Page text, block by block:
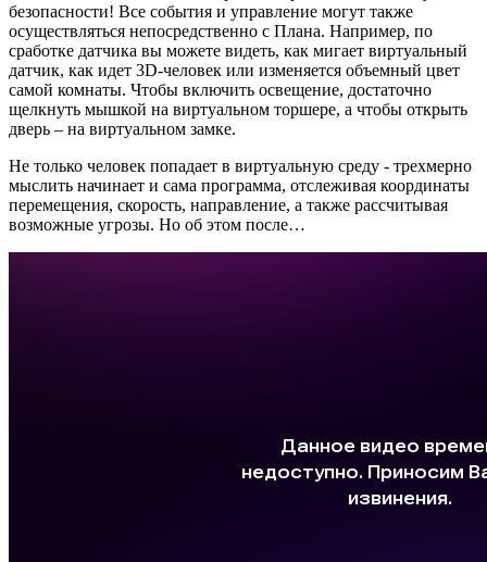
безопасности! Все события и управление могут также
осуществляться непосредственно с Плана. Например, по
сработке датчика вы можете видеть, как мигает виртуальный
датчик, как идет 3D-человек или изменяется объемный цвет
самой комнаты. Чтобы включить освещение, достаточно
щелкнуть мышкой на виртуальном торшере, а чтобы открыть
дверь – на виртуальном замке.
Не только человек попадает в виртуальную среду - трехмерно
мыслить начинает и сама программа, отслеживая координаты
перемещения, скорость, направление, а также рассчитывая
возможные угрозы. Но об этом после…